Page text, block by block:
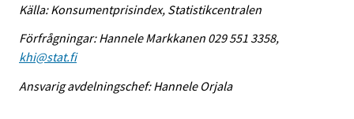
Källa: Konsumentprisindex, Statistikcentralen
Förfrågningar: Hannele Markkanen 029 551 3358,
khi@stat.fi
Ansvarig avdelningschef: Hannele Orjala